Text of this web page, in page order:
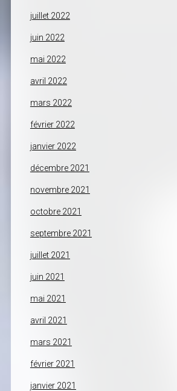
juillet 2022
juin 2022
mai 2022
avril 2022
mars 2022
février 2022
janvier 2022
décembre 2021
novembre 2021
octobre 2021
septembre 2021
juillet 2021
juin 2021
mai 2021
avril 2021
mars 2021
février 2021
janvier 2021